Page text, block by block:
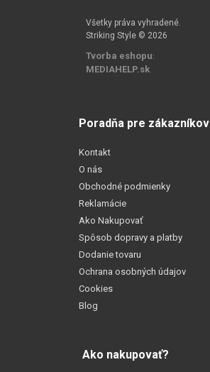
Všetky práva vyhradené.
Striking Style © 2026
Tvorba eshopu:
MEDIAHELP.sk
Poradňa pre zákazníkov
Kontakt
O nás
Obchodné podmienky
Reklamácie
Ako Nakupovať
Spôsob dopravy a platby
Dodanie tovaru
Ochrana osobných údajov
Cookies
Blog
Ako nakupovať?